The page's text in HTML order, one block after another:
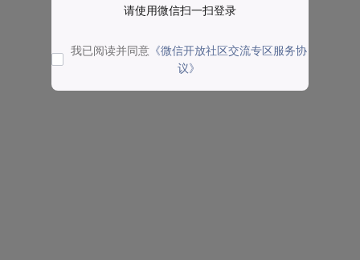
请使用微信扫一扫登录
我已阅读并同意 《微信开放社区交流专区服务协
议》